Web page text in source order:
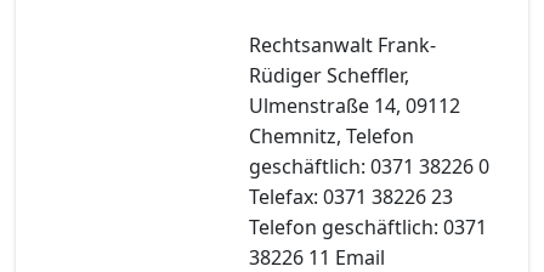
Rechtsanwalt Frank-
Rüdiger Scheffler,
Ulmenstraße 14, 09112
Chemnitz, Telefon
geschäftlich: 0371 38226 0
Telefax: 0371 38226 23
Telefon geschäftlich: 0371
38226 11 Email